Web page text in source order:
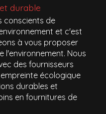
durable
conscients de
et c'est
à vous proposer
l'environnement. Nous
des fournisseurs
écologique
durables et
en fournitures de